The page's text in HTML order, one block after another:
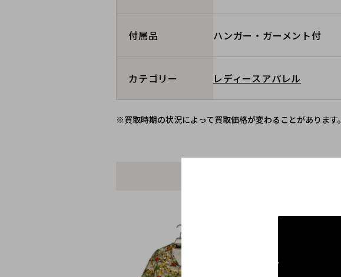
付属品 ハンガー・ガーメント付
カテゴリー レディースアパレル
※買取時期の状況によって買取価格が変わることがあります。